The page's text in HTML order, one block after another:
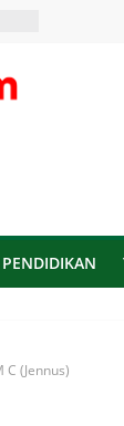
PENDIDIKAN
C (Jennus)